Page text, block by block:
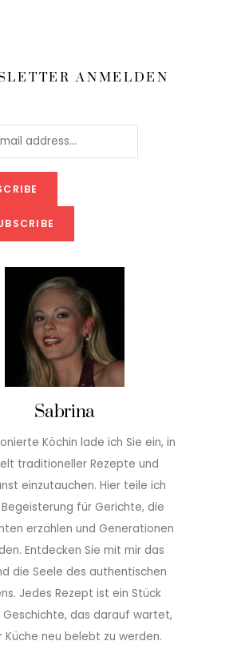
ANMELDEN
Sabrina
Köchin lade ich Sie ein, in
traditioneller Rezepte und
einzutauchen. Hier teile ich
für Gerichte, die
erzählen und Generationen
Entdecken Sie mit mir das
die Seele des authentischen
Jedes Rezept ist ein Stück
das darauf wartet,
Küche neu belebt zu werden.